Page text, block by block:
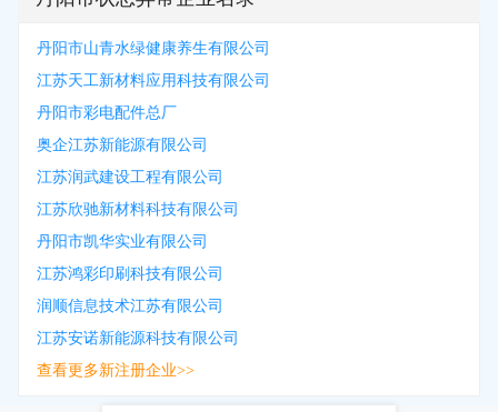
丹阳市山青水绿健康养生有限公司
江苏天工新材料应用科技有限公司
丹阳市彩电配件总厂
奥企江苏新能源有限公司
江苏润武建设工程有限公司
江苏欣驰新材料科技有限公司
丹阳市凯华实业有限公司
江苏鸿彩印刷科技有限公司
润顺信息技术江苏有限公司
江苏安诺新能源科技有限公司
查看更多新注册企业>>